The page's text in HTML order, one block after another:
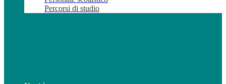
Percorsi di studio